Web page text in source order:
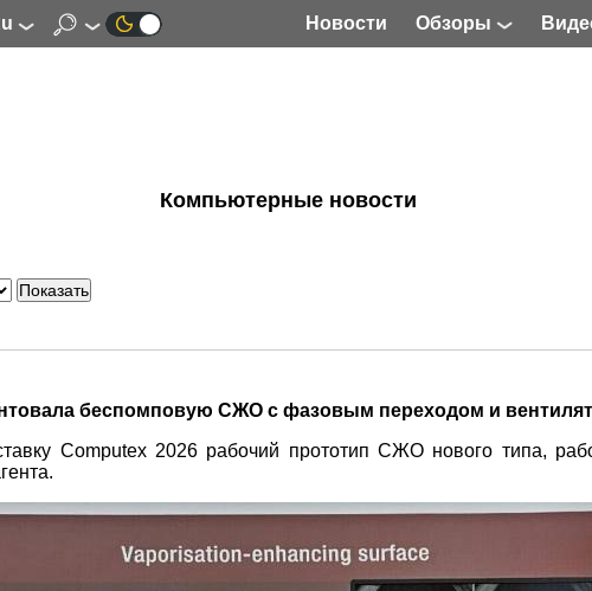
ru Новости Обзоры
Компьютерные новости
беспомповую СЖО с фазовым переходом и
Computex 2026 рабочий прототип СЖО нового типа,